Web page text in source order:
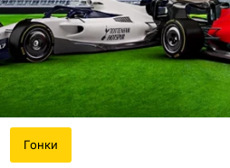
Гонки